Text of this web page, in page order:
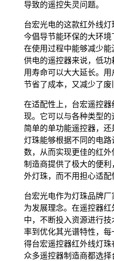
导致的遥控失灵问题。
台宏光电的这款红外线
今倡导节能环保的大环
在使用过程中能够减少
供电的遥控器来说，低
用寿命可以大大延长。
节省了成本，又减少了废
在适配性上，台宏遥控
现。它可以与各种类型
简单的单功能遥控器，还
灯珠能够根据不同的电
数，从而实现更佳的红
制造商提供了极大的便
外灯珠，而不用担心适配
台宏光电作为灯珠品牌
为发展理念。在遥控器
中，不断投入资源进行
率到优化其光谱特性，
得台宏遥控器红外线灯珠
众多遥控器制造商都选